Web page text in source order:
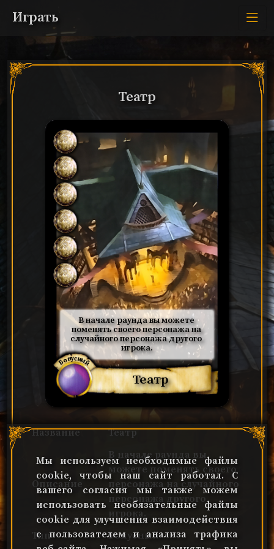
Играть
Театр
Театр
В начале раунда вы можете
поменять своего персонажа на
случайного персонажа другого
игрока.
Бонусный
Название Театр
Описание
В начале раунда вы
можете поменять своего
персонажа на случайного
персонажа другого
игрока.
Тип
Бонусный
Мы используем необходимые файлы
cookie, чтобы наш сайт работал. С
вашего согласия мы также можем
использовать необязательные файлы
cookie для улучшения взаимодействия
с пользователем и анализа трафика